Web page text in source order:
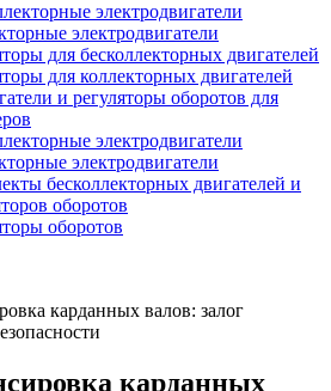
электродвигатели
электродвигатели
для бесколлекторных двигателей
для коллекторных двигателей
и регуляторы оборотов для
электродвигатели
электродвигатели
бесколлекторных двигателей и
оборотов
оборотов
карданных валов: залог
карданных